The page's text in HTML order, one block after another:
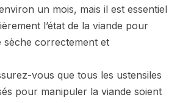
un mois, mais il est essentiel
l’état de la viande pour
sèche correctement et
vous que tous les ustensiles
pour manipuler la viande soient